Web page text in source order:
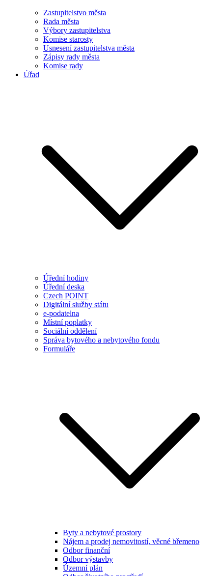
Zastupitelstvo města
Rada města
Výbory zastupitelstva
Komise starosty
Usnesení zastupitelstva města
Zápisy rady města
Komise rady
Úřad
Úřední hodiny
Úřední deska
Czech POINT
Digitální služby státu
e-podatelna
Místní poplatky
Sociální oddělení
Správa bytového a nebytového fondu
Formuláře
Byty a nebytové prostory
Nájem a prodej nemovitostí, věcné břemeno
Odbor finanční
Odbor výstavby
Územní plán